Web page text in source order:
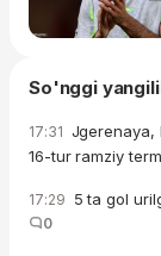
So'nggi
17:31 Jgerenaya,
16-tur ramziy
17:29 5 ta gol
0